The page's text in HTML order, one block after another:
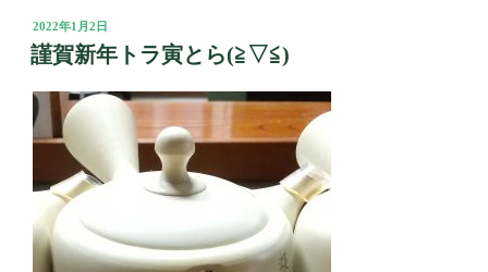
投
稿
日:
2022年1月2日
謹賀新年トラ寅とら(≧▽≦)